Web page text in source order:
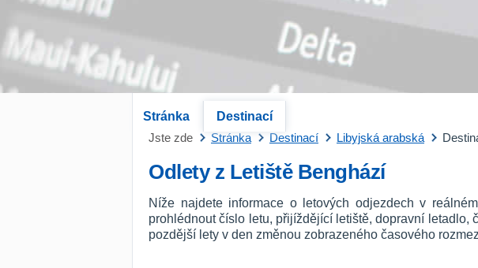
Stránka
Destinací
Jste zde
Stránka Destinací Libyjská arabská
Odlety z Letiště Benghází
Níže najdete informace o letových odjezdech v
prohlédnout číslo letu, přijíždějící letiště, dopravní letadlo,
pozdější lety v den změnou zobrazeného časového